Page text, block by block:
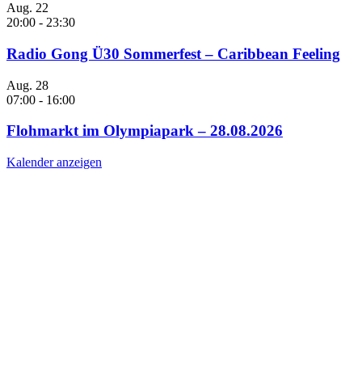
Aug. 22
20:00 - 23:30
Radio Gong Ü30 Sommerfest – Caribbean Feeling
Aug. 28
07:00 - 16:00
Flohmarkt im Olympiapark – 28.08.2026
Kalender anzeigen